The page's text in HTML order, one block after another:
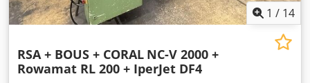
1 / 14
RSA + BOUS + CORAL NC-V 2000 +
Rowamat RL 200 + IperJet DF4